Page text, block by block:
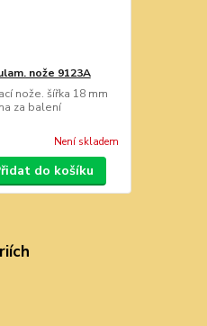
nože 9123A
nože. šířka 18 mm
za balení
Není skladem
do košíku